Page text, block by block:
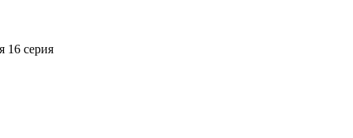
16 серия